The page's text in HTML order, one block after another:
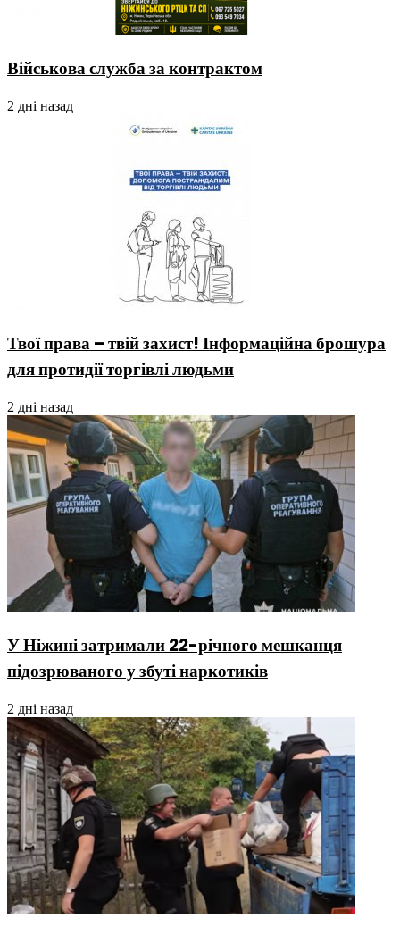
Військова служба за контрактом
2 дні назад
Твої права – твій захист! Інформаційна брошура
для протидії торгівлі людьми
2 дні назад
У Ніжині затримали 22-річного мешканця
підозрюваного у збуті наркотиків
2 дні назад